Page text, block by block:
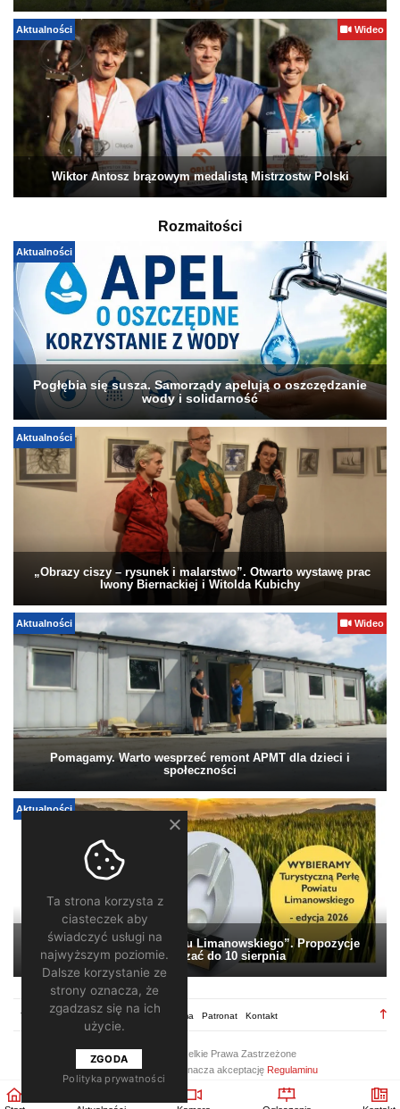
Aktualności Wideo
Wiktor Antosz brązowym medalistą Mistrzostw Polski
Rozmaitości
Aktualności
Pogłębia się susza. Samorządy apelują o oszczędzanie
wody i solidarność
Aktualności
„Obrazy ciszy – rysunek i malarstwo”. Otwarto wystawę prac
Iwony Biernackiej i Witolda Kubichy
Aktualności Wideo
Pomagamy. Warto wesprzeć remont APMT dla dzieci i
społeczności
Aktualności
„Turystyczna Perła Powiatu Limanowskiego”. Propozycje
można zgłaszać do 10 sierpnia
Regulamin Redakcja Reklama Patronat Kontakt
2026 ©
/ Wszelkie Prawa Zastrzeżone
Korzystanie z portalu oznacza akceptację Regulaminu
Ta strona korzysta z
ciasteczek aby
świadczyć usługi na
najwyższym poziomie.
Dalsze korzystanie ze
strony oznacza, że
zgadzasz się na ich
użycie.
ZGODA
Polityka prywatności